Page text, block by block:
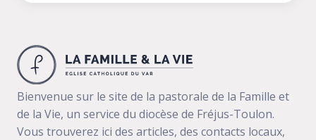
Bienvenue sur le site de la pastorale de la Famille et
de la Vie, un service du diocèse de Fréjus-Toulon.
Vous trouverez ici des articles, des contacts locaux,